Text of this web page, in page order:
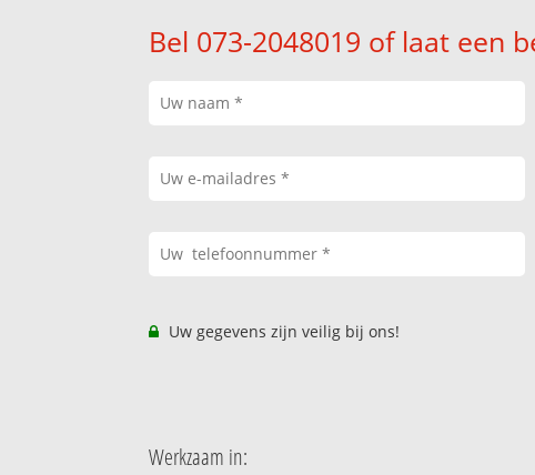
Bel 073-2048019 of laat een
Uw gegevens zijn veilig bij ons!
Werkzaam in: